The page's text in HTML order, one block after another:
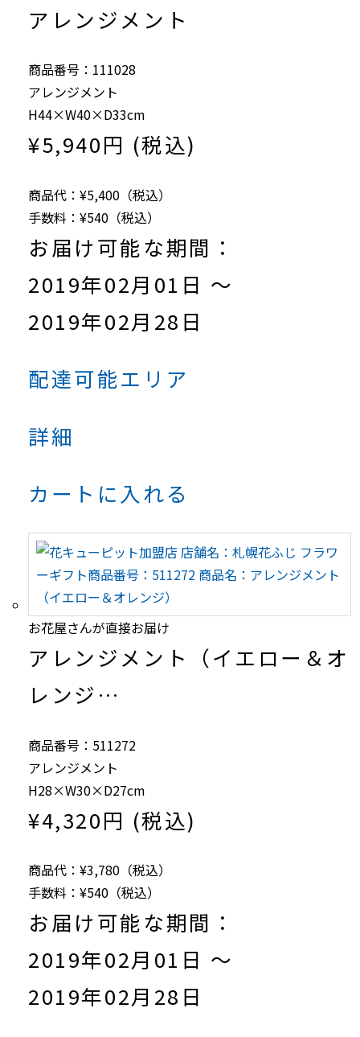
アレンジメント
商品番号：111028
アレンジメント
H44×W40×D33cm
¥5,940円 (税込)
商品代：¥5,400（税込）
手数料：¥540（税込）
お届け可能な期間：
2019年02月01日 ～
2019年02月28日
配達可能エリア
詳細
カートに入れる
お花屋さんが直接お届け
アレンジメント（イエロー＆オ
レンジ…
商品番号：511272
アレンジメント
H28×W30×D27cm
¥4,320円 (税込)
商品代：¥3,780（税込）
手数料：¥540（税込）
お届け可能な期間：
2019年02月01日 ～
2019年02月28日